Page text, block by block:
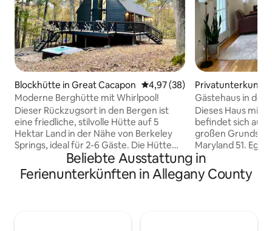
Blockhütte in Great Cacapon Durchschnittliche Bewertung:
4,97 (38)
Moderne Berghütte mit Whirlpool!
Dieser Rückzugsort in den Bergen ist
eine friedliche, stilvolle Hütte auf 5
Hektar Land in der Nähe von Berkeley
Springs, ideal für 2-6 Gäste. Die Hütte
wurde geschmackvoll renoviert und
verfügt über eine voll ausgestattete
Küche, einen Whirlpool, einen
Privatunterkunft
Gästehaus in der
Dieses Haus mit
befindet sich auf
großen
Maryland 51.
Durchreise bist
um lokale
erkunden, dies
Beliebte Ausstattung in
Ferienunterkünften in Allegany County